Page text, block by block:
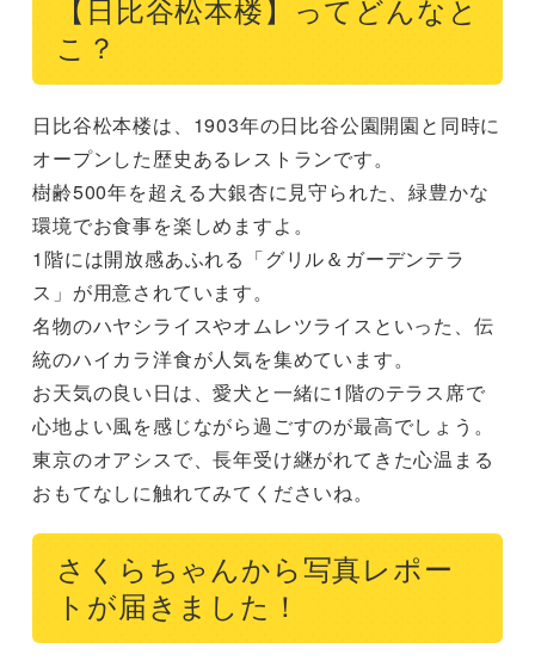
【日比谷松本楼】ってどんなと
こ？
日比谷松本楼は、1903年の日比谷公園開園と同時に
オープンした歴史あるレストランです。
樹齢500年を超える大銀杏に見守られた、緑豊かな
環境でお食事を楽しめますよ。
1階には開放感あふれる「グリル＆ガーデンテラ
ス」が用意されています。
名物のハヤシライスやオムレツライスといった、伝
統のハイカラ洋食が人気を集めています。
お天気の良い日は、愛犬と一緒に1階のテラス席で
心地よい風を感じながら過ごすのが最高でしょう。
東京のオアシスで、長年受け継がれてきた心温まる
おもてなしに触れてみてくださいね。
さくらちゃんから写真レポー
トが届きました！